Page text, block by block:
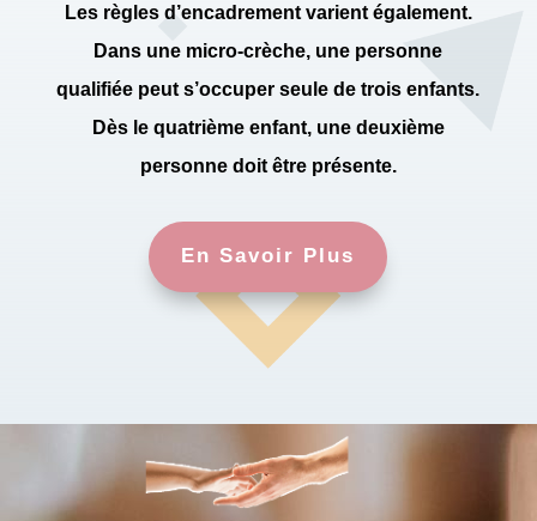
Les règles d’encadrement varient également.
Dans une micro-crèche, une personne
qualifiée peut s’occuper seule de trois enfants.
Dès le quatrième enfant, une deuxième
personne doit être présente.
En Savoir Plus